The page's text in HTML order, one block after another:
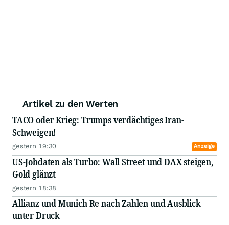
Artikel zu den Werten
TACO oder Krieg: Trumps verdächtiges Iran-
Schweigen!
gestern 19:30 Anzeige
US-Jobdaten als Turbo: Wall Street und DAX steigen,
Gold glänzt
gestern 18:38
Allianz und Munich Re nach Zahlen und Ausblick
unter Druck